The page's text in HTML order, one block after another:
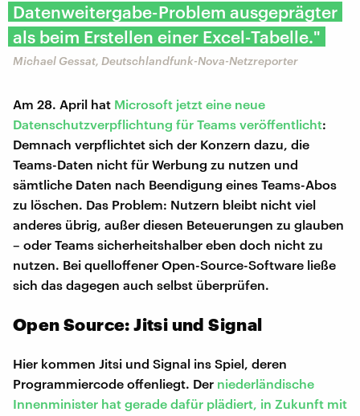
Datenweitergabe-Problem ausgeprägter
als beim Erstellen einer Excel-Tabelle."
Michael Gessat, Deutschlandfunk-Nova-Netzreporter
Am 28. April hat Microsoft jetzt eine neue
Datenschutzverpflichtung für Teams veröffentlicht:
Demnach verpflichtet sich der Konzern dazu, die
Teams-Daten nicht für Werbung zu nutzen und
sämtliche Daten nach Beendigung eines Teams-Abos
zu löschen. Das Problem: Nutzern bleibt nicht viel
anderes übrig, außer diesen Beteuerungen zu glauben
– oder Teams sicherheitshalber eben doch nicht zu
nutzen. Bei quelloffener Open-Source-Software ließe
sich das dagegen auch selbst überprüfen.
Open Source: Jitsi und Signal
Hier kommen Jitsi und Signal ins Spiel, deren
Programmiercode offenliegt. Der niederländische
Innenminister hat gerade dafür plädiert, in Zukunft mit